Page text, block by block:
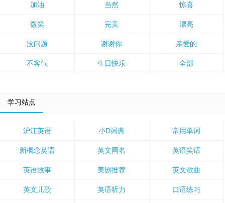
加油 当然 惊喜
微笑 完美 漂亮
没问题 谢谢你 亲爱的
不客气 生日快乐 全部
学习站点
沪江英语 小D词典 常用单词
新概念英语 英文网名 英语笑话
英语故事 美剧推荐 英文歌曲
英文儿歌 英语听力 口语练习